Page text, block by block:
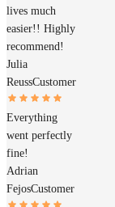
lives much
easier!! Highly
recommend!
Julia
ReussCustomer
Everything
went perfectly
fine!
Adrian
FejosCustomer